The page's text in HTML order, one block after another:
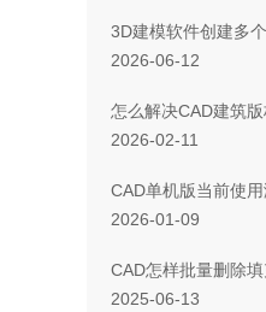
2026-06-12
2026-02-11
2026-01-09
CAD怎样批量删除
2025-06-13